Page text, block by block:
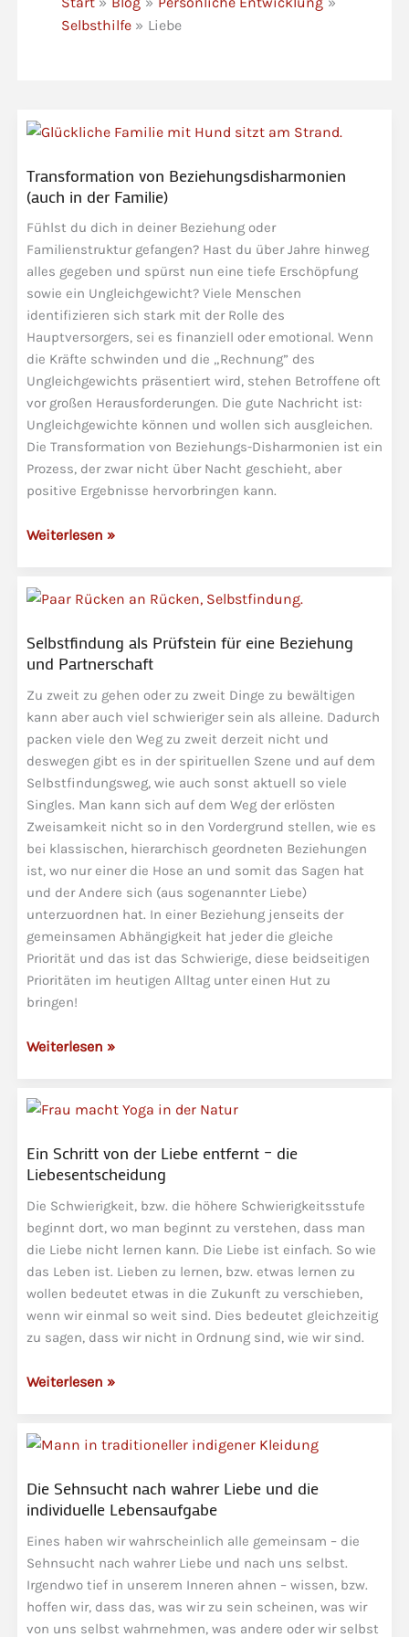
Selbsthilfe
Liebe
Transformation von Beziehungsdisharmonien
(auch in der Familie)
Fühlst du dich in deiner Beziehung oder
Familienstruktur gefangen? Hast du über Jahre hinweg
alles gegeben und spürst nun eine tiefe Erschöpfung
sowie ein Ungleichgewicht? Viele Menschen
identifizieren sich stark mit der Rolle des
Hauptversorgers, sei es finanziell oder emotional. Wenn
die Kräfte schwinden und die „Rechnung” des
Ungleichgewichts präsentiert wird, stehen Betroffene oft
vor großen Herausforderungen. Die gute Nachricht ist:
Ungleichgewichte können und wollen sich ausgleichen.
Die Transformation von Beziehungs-Disharmonien ist ein
Prozess, der zwar nicht über Nacht geschieht, aber
positive Ergebnisse hervorbringen kann.
Transformation
(auch
der
Familie)
Weiterlesen »
Selbstfindung als Prüfstein für eine Beziehung
und Partnerschaft
Zu zweit zu gehen oder zu zweit Dinge zu bewältigen
kann aber auch viel schwieriger sein als alleine. Dadurch
packen viele den Weg zu zweit derzeit nicht und
deswegen gibt es in der spirituellen Szene und auf dem
Selbstfindungsweg, wie auch sonst aktuell so viele
Singles. Man kann sich auf dem Weg der erlösten
Zweisamkeit nicht so in den Vordergrund stellen, wie es
bei klassischen, hierarchisch geordneten Beziehungen
ist, wo nur einer die Hose an und somit das Sagen hat
und der Andere sich (aus sogenannter Liebe)
unterzuordnen hat. In einer Beziehung jenseits der
gemeinsamen Abhängigkeit hat jeder die gleiche
Priorität und das ist das Schwierige, diese beidseitigen
Prioritäten im heutigen Alltag unter einen Hut zu
bringen!
Selbstfindung
für
Beziehung
und
Partnerschaft
Weiterlesen »
Ein Schritt von der Liebe entfernt – die
Liebesentscheidung
Die Schwierigkeit, bzw. die höhere Schwierigkeitsstufe
beginnt dort, wo man beginnt zu verstehen, dass man
die Liebe nicht lernen kann. Die Liebe ist einfach. So wie
das Leben ist. Lieben zu lernen, bzw. etwas lernen zu
wollen bedeutet etwas in die Zukunft zu verschieben,
wenn wir einmal so weit sind. Dies bedeutet gleichzeitig
zu sagen, dass wir nicht in Ordnung sind, wie wir sind.
Ein
der
entfernt
–
die
Liebesentscheidung
Weiterlesen »
Die Sehnsucht nach wahrer Liebe und die
individuelle Lebensaufgabe
Eines haben wir wahrscheinlich alle gemeinsam – die
Sehnsucht nach wahrer Liebe und nach uns selbst.
Irgendwo tief in unserem Inneren ahnen – wissen, bzw.
hoffen wir, dass das, was wir zu sein scheinen, was wir
von uns selbst wahrnehmen, was andere oder wir selbst